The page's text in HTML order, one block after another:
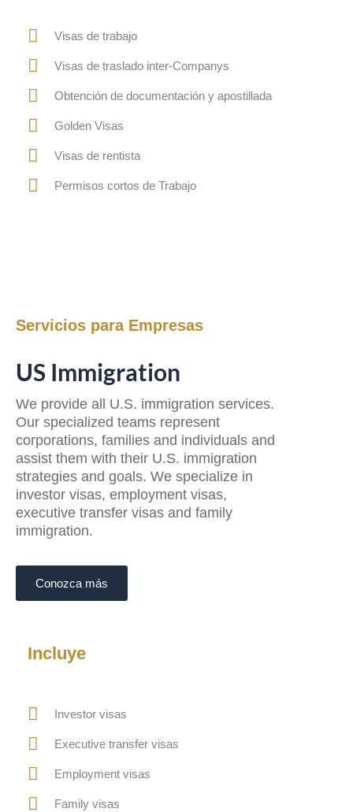
Visas de trabajo
Visas de traslado inter-Companys
Obtención de documentación y apostillada
Golden Visas
Visas de rentista
Permisos cortos de Trabajo
Servicios para Empresas
US Immigration
We provide all U.S. immigration services.
Our specialized teams represent
corporations, families and individuals and
assist them with their U.S. immigration
strategies and goals. We specialize in
investor visas, employment visas,
executive transfer visas and family
immigration.
Conozca más
Incluye
Investor visas
Executive transfer visas
Employment visas
Family visas